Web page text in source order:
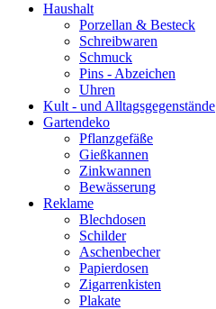
Haushalt
Porzellan & Besteck
Schreibwaren
Schmuck
Pins - Abzeichen
Uhren
Kult - und Alltagsgegenstände
Gartendeko
Pflanzgefäße
Gießkannen
Zinkwannen
Bewässerung
Reklame
Blechdosen
Schilder
Aschenbecher
Papierdosen
Zigarrenkisten
Plakate